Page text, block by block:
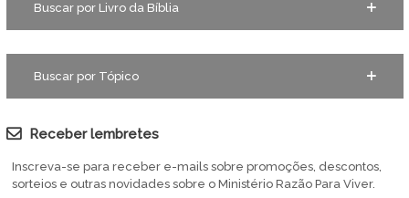
Buscar por Livro da Bíblia
Buscar por Tópico
Receber lembretes
Inscreva-se para receber e-mails sobre promoções, descontos,
sorteios e outras novidades sobre o Ministério Razão Para Viver.